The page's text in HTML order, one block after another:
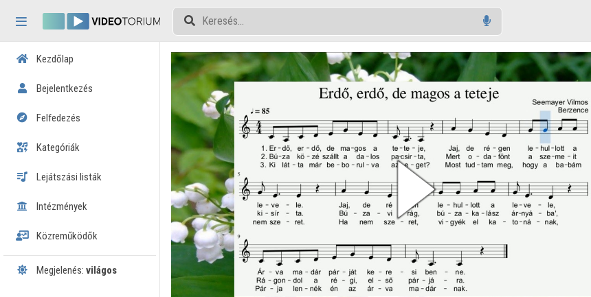
Tartalom kihagyása
Kezdőlap
Bejelentkezés
Felfedezés
Kategóriák
Lejátszási listák
Intézmények
Közreműködők
Megjelenés: világos